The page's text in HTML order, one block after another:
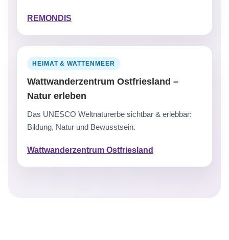
REMONDIS
HEIMAT & WATTENMEER
Wattwanderzentrum Ostfriesland –
Natur erleben
Das UNESCO Weltnaturerbe sichtbar & erlebbar:
Bildung, Natur und Bewusstsein.
Wattwanderzentrum Ostfriesland